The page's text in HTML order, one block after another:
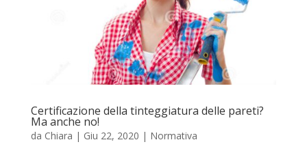
Certificazione della tinteggiatura delle pareti?
Ma anche no!
da Chiara | Giu 22, 2020 | Normativa